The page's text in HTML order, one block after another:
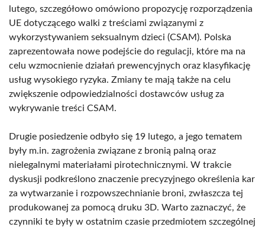
lutego, szczegółowo omówiono propozycję rozporządzenia
UE dotyczącego walki z treściami związanymi z
wykorzystywaniem seksualnym dzieci (CSAM). Polska
zaprezentowała nowe podejście do regulacji, które ma na
celu wzmocnienie działań prewencyjnych oraz klasyfikację
usług wysokiego ryzyka. Zmiany te mają także na celu
zwiększenie odpowiedzialności dostawców usług za
wykrywanie treści CSAM.
Drugie posiedzenie odbyło się 19 lutego, a jego tematem
były m.in. zagrożenia związane z bronią palną oraz
nielegalnymi materiałami pirotechnicznymi. W trakcie
dyskusji podkreślono znaczenie precyzyjnego określenia kar
za wytwarzanie i rozpowszechnianie broni, zwłaszcza tej
produkowanej za pomocą druku 3D. Warto zaznaczyć, że
czynniki te były w ostatnim czasie przedmiotem szczególnej